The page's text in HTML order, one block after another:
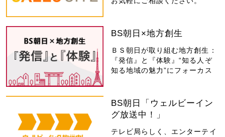
BS朝日×地方創生
ＢＳ朝日が取り組む地方創生：
『発信』と『体験』“知る人ぞ
知る地域の魅力”にフォーカス
BS朝日「ウェルビーイン
グ放送中！」
テレビ局らしく、エンターテイ